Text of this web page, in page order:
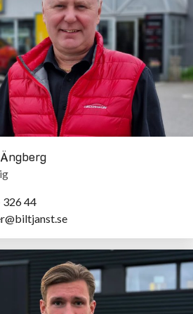
*
av:
meddelande till säljaren
326 44